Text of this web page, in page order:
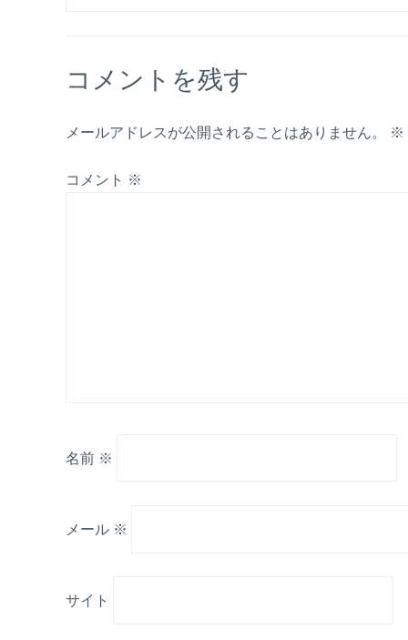
コメントを残す
メールアドレスが公開されることはありません。 ※
コメント ※
名前 ※
メール ※
サイト